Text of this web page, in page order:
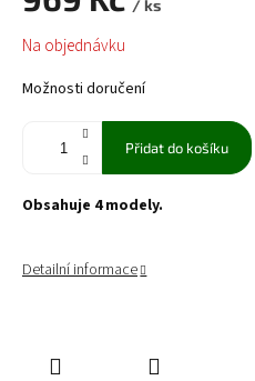
/ ks
Měrná
cena:
Na objednávku
Možnosti doručení
Přidat do košíku
Obsahuje 4 modely.
Detailní informace